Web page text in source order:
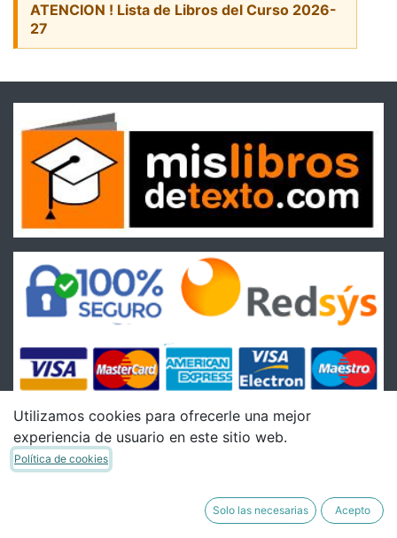
ATENCION ! Lista de Libros del Curso 2026-
27
Condiciones
Utilizamos cookies para ofrecerle una mejor
experiencia de usuario en este sitio web.
Política de cookies
Solo las necesarias Acepto